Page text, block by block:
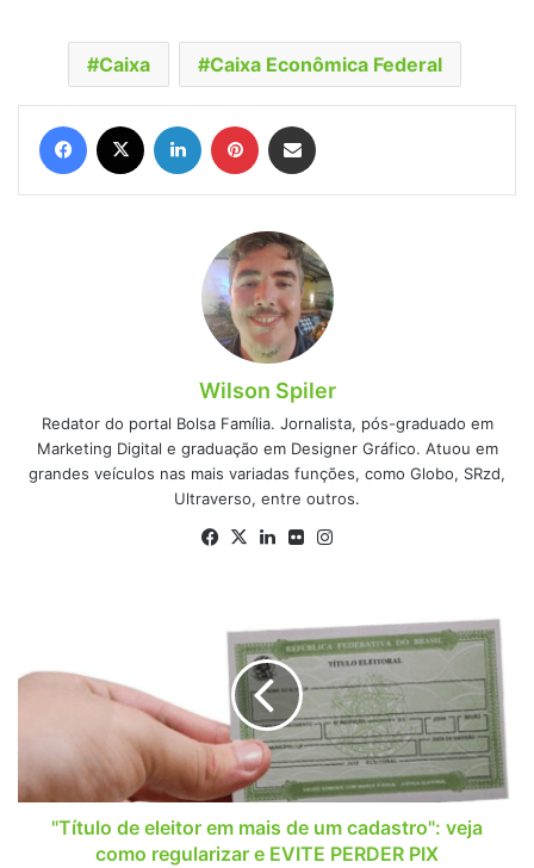
Caixa Caixa Econômica Federal
Facebook Linkedin Pinterest
Wilson Spiler
Redator do portal Bolsa Família. Jornalista, pós-graduado em
Marketing Digital e graduação em Designer Gráfico. Atuou em
grandes veículos nas mais variadas funções, como Globo, SRzd,
Ultraverso, entre outros.
Facebook
X Linkedin
Flickr
em
cadastro":
veja
como"Título de eleitor em mais de um cadastro": veja
como regularizar e EVITE PERDER PIX